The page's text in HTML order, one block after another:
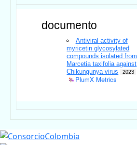
documento
Antiviral activity of
myricetin glycosylated
compounds isolated from
Marcetia taxifolia against
Chikungunya virus
2023
PlumX Metrics